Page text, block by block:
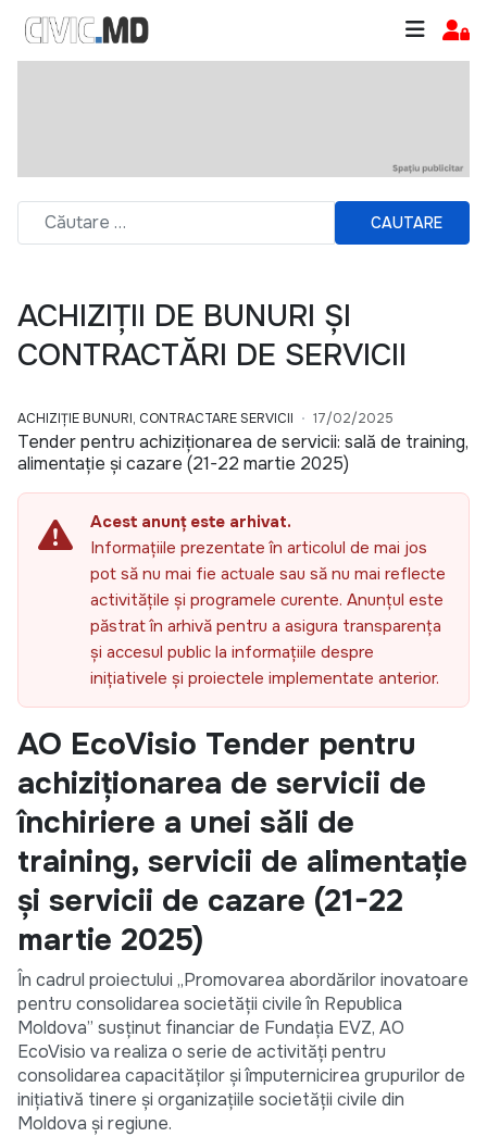
CAUTARE
ACHIZIȚII DE BUNURI ȘI
CONTRACTĂRI DE SERVICII
ACHIZIȚIE BUNURI, CONTRACTARE SERVICII 17/02/2025
Tender pentru achiziționarea de servicii: sală de training,
alimentație și cazare (21-22 martie 2025)
Acest anunț este arhivat.
Informațiile prezentate în articolul de mai jos
pot să nu mai fie actuale sau să nu mai reflecte
activitățile și programele curente. Anunțul este
păstrat în arhivă pentru a asigura transparența
și accesul public la informațiile despre
inițiativele și proiectele implementate anterior.
AO EcoVisio Tender pentru
achiziționarea de servicii de
închiriere a unei săli de
training, servicii de alimentație
și servicii de cazare (21-22
martie 2025)
În cadrul proiectului „Promovarea abordărilor inovatoare
pentru consolidarea societății civile în Republica
Moldova” susținut financiar de Fundația EVZ, AO
EcoVisio va realiza o serie de activități pentru
consolidarea capacităților și împuternicirea grupurilor de
inițiativă tinere și organizațiile societății civile din
Moldova și regiune.